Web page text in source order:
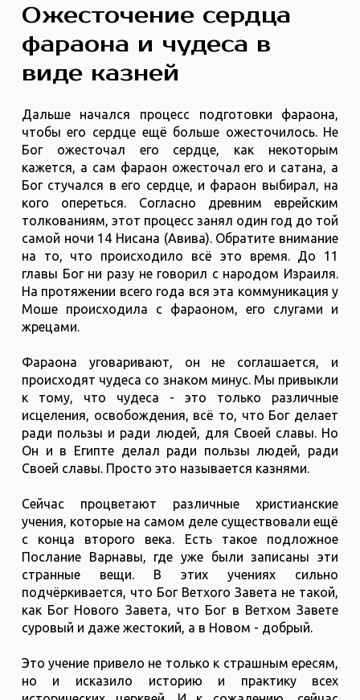
Ожесточение сердца
фараона и чудеса в
виде казней
Дальше начался процесс подготовки фараона,
чтобы его сердце ещё больше ожесточилось. Не
Бог ожесточал его сердце, как некоторым
кажется, а сам фараон ожесточал его и сатана, а
Бог стучался в его сердце, и фараон выбирал, на
кого опереться. Согласно древним еврейским
толкованиям, этот процесс занял один год до той
самой ночи 14 Нисана (Авива). Обратите внимание
на то, что происходило всё это время. До 11
главы Бог ни разу не говорил с народом Израиля.
На протяжении всего года вся эта коммуникация у
Моше происходила с фараоном, его слугами и
жрецами.
Фараона уговаривают, он не соглашается, и
происходят чудеса со знаком минус. Мы привыкли
к тому, что чудеса - это только различные
исцеления, освобождения, всё то, что Бог делает
ради пользы и ради людей, для Своей славы. Но
Он и в Египте делал ради пользы людей, ради
Своей славы. Просто это называется казнями.
Сейчас процветают различные христианские
учения, которые на самом деле существовали ещё
с конца второго века. Есть такое подложное
Послание Варнавы, где уже были записаны эти
странные вещи. В этих учениях сильно
подчёркивается, что Бог Ветхого Завета не такой,
как Бог Нового Завета, что Бог в Ветхом Завете
суровый и даже жестокий, а в Новом - добрый.
Это учение привело не только к страшным ересям,
но и исказило историю и практику всех